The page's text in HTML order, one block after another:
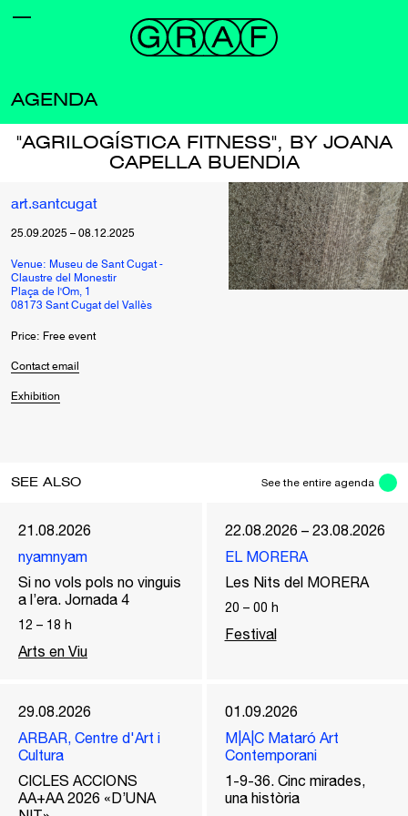
AGENDA
"AGRILOGÍSTICA FITNESS", BY JOANA
CAPELLA BUENDIA
art.santcugat
25.09.2025 – 08.12.2025
Venue: Museu de Sant Cugat -
Claustre del Monestir
Plaça de l'Om, 1
08173 Sant Cugat del Vallès
Price: Free event
Contact email
Exhibition
SEE ALSO See the entire agenda
21.08.2026
nyamnyam
Si no vols pols no vinguis
a l’era. Jornada 4
12 – 18 h
Arts en Viu
22.08.2026 – 23.08.2026
EL MORERA
Les Nits del MORERA
20 – 00 h
Festival
29.08.2026
ARBAR, Centre d'Art i
Cultura
CICLES ACCIONS
AA+AA 2026 «D’UNA
01.09.2026
M|A|C Mataró Art
Contemporani
1-9-36. Cinc mirades,
una història